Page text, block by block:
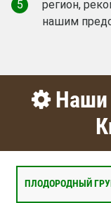
5
регион,
нашим
Наши
ПЛОДОРОДНЫЙ